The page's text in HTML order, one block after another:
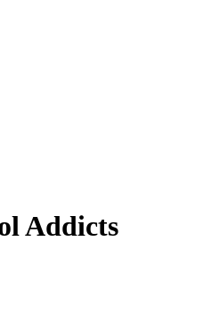
Addicts